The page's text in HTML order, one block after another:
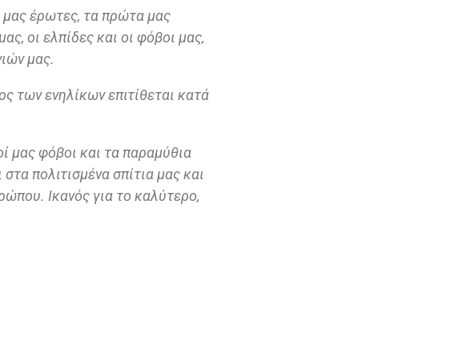
μας έρωτες, τα πρώτα μας
οι ελπίδες και οι φόβοι μας,
μας.
των ενηλίκων επιτίθεται κατά
μας φόβοι και τα παραμύθια
πολιτισμένα σπίτια μας και
Ικανός για το καλύτερο,